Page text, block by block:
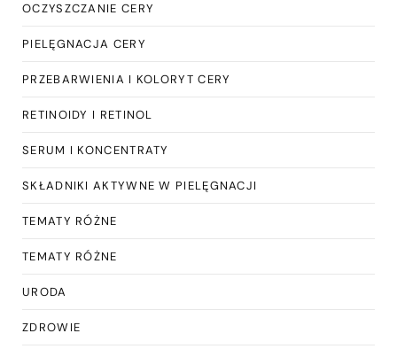
OCZYSZCZANIE CERY
PIELĘGNACJA CERY
PRZEBARWIENIA I KOLORYT CERY
RETINOIDY I RETINOL
SERUM I KONCENTRATY
SKŁADNIKI AKTYWNE W PIELĘGNACJI
TEMATY RÓŻNE
TEMATY RÓŻNE
URODA
ZDROWIE